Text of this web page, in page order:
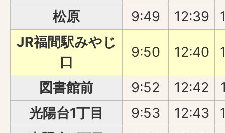
松原
9:49 12:39
JR福間駅みやじ
口
9:50 12:40
図書館前 9:52 12:42
光陽台1丁目
9:53 12:43